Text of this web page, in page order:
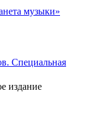
музыки»
Специальная
издание